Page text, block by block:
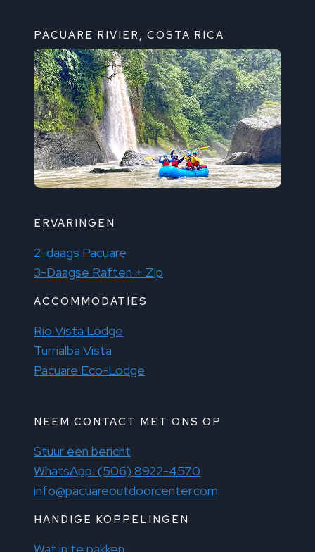
PACUARE RIVIER, COSTA RICA
ERVARINGEN
2-daags Pacuare
3-Daagse Raften + Zip
ACCOMMODATIES
Rio Vista Lodge
Turrialba Vista
Pacuare Eco-Lodge
NEEM CONTACT MET ONS OP
Stuur een bericht
WhatsApp: (506) 8922-4570
info@pacuareoutdoorcenter.com
HANDIGE KOPPELINGEN